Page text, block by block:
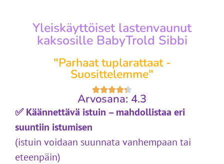
Yleiskäyttöiset lastenvaunut
kaksosille BabyTrold Sibbi
"Parhaat tuplarattaat -
Suosittelemme"
Arvosana: 4.3
✅ Käännettävä istuin – mahdollistaa eri
suuntiin istumisen
(istuin voidaan suunnata vanhempaan tai
eteenpäin)